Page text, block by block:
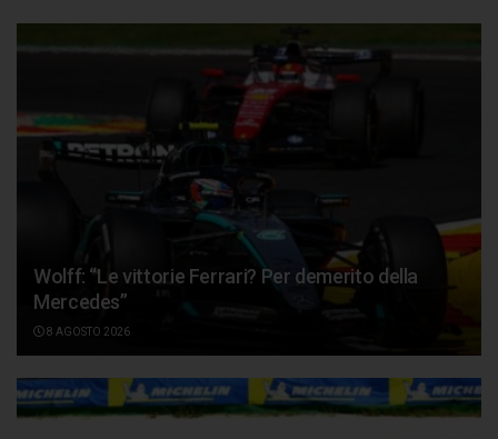
Wolff: “Le vittorie Ferrari? Per demerito della
Mercedes”
8 AGOSTO 2026